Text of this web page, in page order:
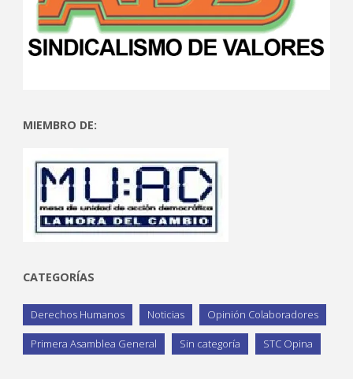
MIEMBRO DE:
CATEGORÍAS
Derechos Humanos Noticias Opinión Colaboradores
Primera Asamblea General Sin categoría STC Opina